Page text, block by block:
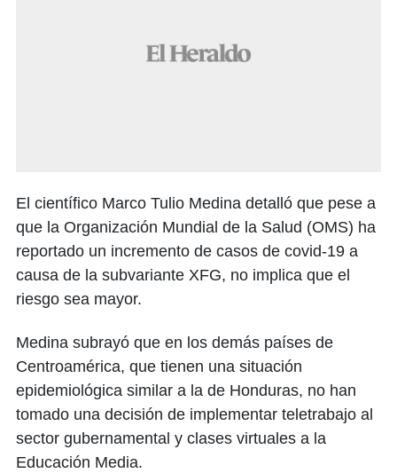
El científico Marco Tulio Medina detalló que pese a
que la Organización Mundial de la Salud (OMS) ha
reportado un incremento de casos de covid-19 a
causa de la subvariante XFG, no implica que el
riesgo sea mayor.
Medina subrayó que en los demás países de
Centroamérica, que tienen una situación
epidemiológica similar a la de Honduras, no han
tomado una decisión de implementar teletrabajo al
sector gubernamental y clases virtuales a la
Educación Media.